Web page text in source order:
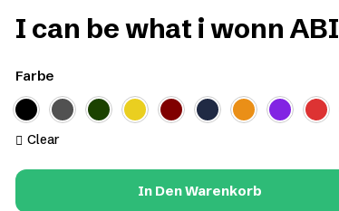
I can be what i wonn ABI
Farbe
Clear
In Den Warenkorb